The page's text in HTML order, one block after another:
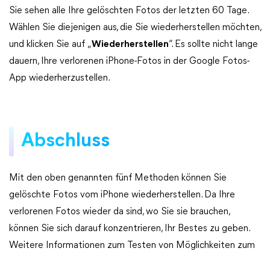
Sie sehen alle Ihre gelöschten Fotos der letzten 60 Tage.
Wählen Sie diejenigen aus, die Sie wiederherstellen möchten,
und klicken Sie auf „Wiederherstellen“. Es sollte nicht lange
dauern, Ihre verlorenen iPhone-Fotos in der Google Fotos-
App wiederherzustellen.
Abschluss
Mit den oben genannten fünf Methoden können Sie
gelöschte Fotos vom iPhone wiederherstellen. Da Ihre
verlorenen Fotos wieder da sind, wo Sie sie brauchen,
können Sie sich darauf konzentrieren, Ihr Bestes zu geben.
Weitere Informationen zum Testen von Möglichkeiten zum